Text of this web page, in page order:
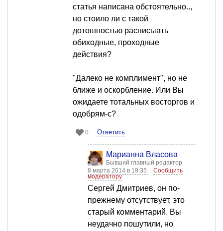
статья написана обстоятельно..,
но стоило ли с такой
дотошностью расписыать
обиходные, проходные
действия?
"Далеко не комплимент", но не
ближе и оскорбление. Или Вы
ожидаете тотальных восторгов и
одобрям-с?
0 Ответить
Марианна Власова
Бывший главный редактор
8 марта 2014 в 19:35
Сообщить
модератору
Сергей Дмитриев, он по-
прежнему отсутствует, это
старый комментарий. Вы
неудачно пошутили, но